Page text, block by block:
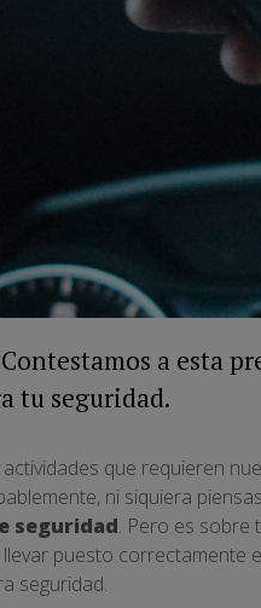
a esta
tu seguridad.
que requieren
ni siquiera
seguridad. Pero es sobre
puesto correctamente
seguridad.